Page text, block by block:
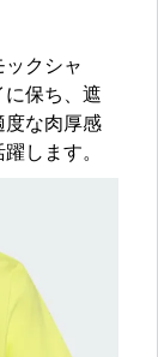
クシャ
に保ち、遮
度な肉厚感
します。